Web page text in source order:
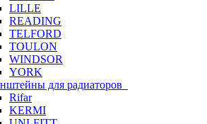
LILLE
READING
TELFORD
TOULON
WINDSOR
YORK
для радиаторов
Rifar
KERMI